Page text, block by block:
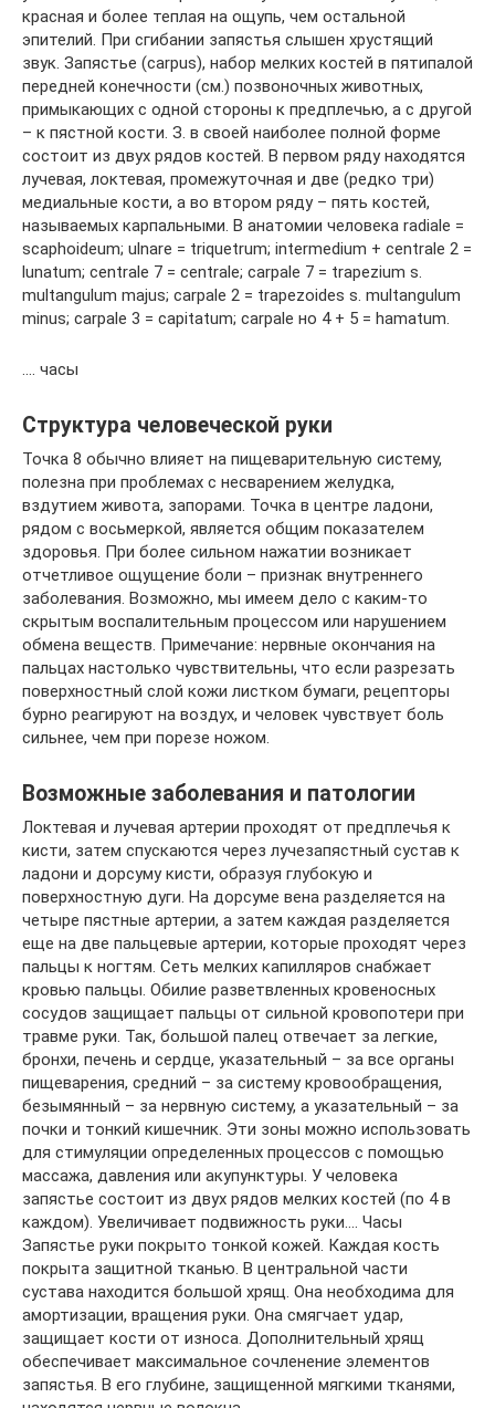
красная и более теплая на ощупь, чем остальной
эпителий. При сгибании запястья слышен хрустящий
звук. Запястье (carpus), набор мелких костей в пятипалой
передней конечности (см.) позвоночных животных,
примыкающих с одной стороны к предплечью, а с другой
– к пястной кости. З. в своей наиболее полной форме
состоит из двух рядов костей. В первом ряду находятся
лучевая, локтевая, промежуточная и две (редко три)
медиальные кости, а во втором ряду – пять костей,
называемых карпальными. В анатомии человека radiale =
scaphoideum; ulnare = triquetrum; intermedium + centrale 2 =
lunatum; centrale 7 = centrale; carpale 7 = trapezium s.
multangulum majus; carpale 2 = trapezoides s. multangulum
minus; carpale 3 = capitatum; carpale но 4 + 5 = hamatum.
…. часы
Структура человеческой руки
Точка 8 обычно влияет на пищеварительную систему,
полезна при проблемах с несварением желудка,
вздутием живота, запорами. Точка в центре ладони,
рядом с восьмеркой, является общим показателем
здоровья. При более сильном нажатии возникает
отчетливое ощущение боли – признак внутреннего
заболевания. Возможно, мы имеем дело с каким-то
скрытым воспалительным процессом или нарушением
обмена веществ. Примечание: нервные окончания на
пальцах настолько чувствительны, что если разрезать
поверхностный слой кожи листком бумаги, рецепторы
бурно реагируют на воздух, и человек чувствует боль
сильнее, чем при порезе ножом.
Возможные заболевания и патологии
Локтевая и лучевая артерии проходят от предплечья к
кисти, затем спускаются через лучезапястный сустав к
ладони и дорсуму кисти, образуя глубокую и
поверхностную дуги. На дорсуме вена разделяется на
четыре пястные артерии, а затем каждая разделяется
еще на две пальцевые артерии, которые проходят через
пальцы к ногтям. Сеть мелких капилляров снабжает
кровью пальцы. Обилие разветвленных кровеносных
сосудов защищает пальцы от сильной кровопотери при
травме руки. Так, большой палец отвечает за легкие,
бронхи, печень и сердце, указательный – за все органы
пищеварения, средний – за систему кровообращения,
безымянный – за нервную систему, а указательный – за
почки и тонкий кишечник. Эти зоны можно использовать
для стимуляции определенных процессов с помощью
массажа, давления или акупунктуры. У человека
запястье состоит из двух рядов мелких костей (по 4 в
каждом). Увеличивает подвижность руки…. Часы
Запястье руки покрыто тонкой кожей. Каждая кость
покрыта защитной тканью. В центральной части
сустава находится большой хрящ. Она необходима для
амортизации, вращения руки. Она смягчает удар,
защищает кости от износа. Дополнительный хрящ
обеспечивает максимальное сочленение элементов
запястья. В его глубине, защищенной мягкими тканями,